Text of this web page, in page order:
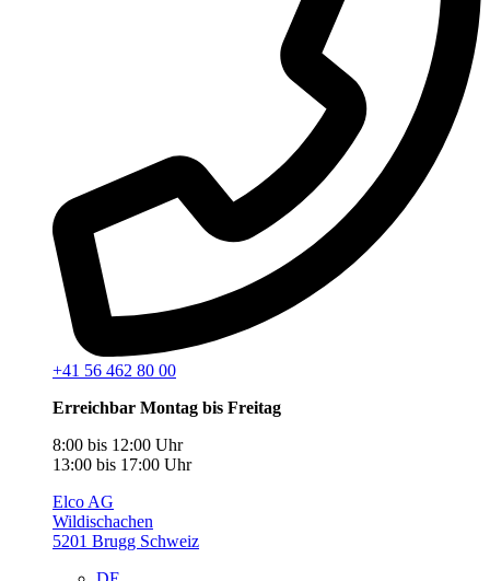
+41 56 462 80 00
Erreichbar Montag bis Freitag
8:00 bis 12:00 Uhr
13:00 bis 17:00 Uhr
Elco AG
Wildischachen
5201 Brugg Schweiz